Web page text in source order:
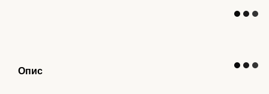
Опис